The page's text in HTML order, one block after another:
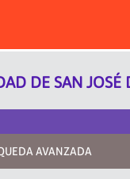
DE SAN
AVANZADA